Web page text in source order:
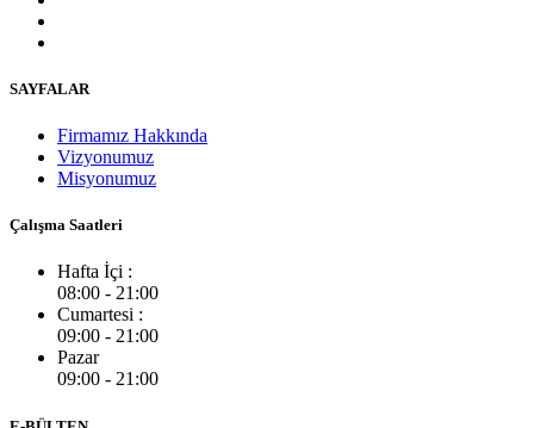
SAYFALAR
Firmamız Hakkında
Vizyonumuz
Misyonumuz
Çalışma Saatleri
Hafta İçi :
08:00 - 21:00
Cumartesi :
09:00 - 21:00
Pazar
09:00 - 21:00